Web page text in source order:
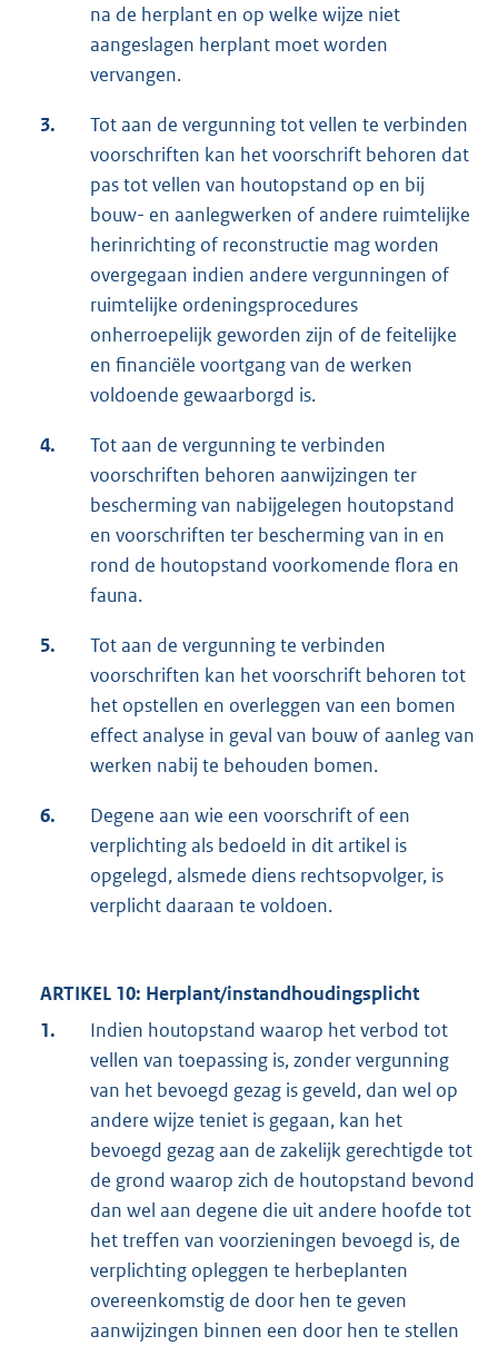
na de herplant en op welke wijze niet
aangeslagen herplant moet worden
vervangen.
3.
Tot aan de vergunning tot vellen te verbinden
voorschriften kan het voorschrift behoren dat
pas tot vellen van houtopstand op en bij
bouw- en aanlegwerken of andere ruimtelijke
herinrichting of reconstructie mag worden
overgegaan indien andere vergunningen of
ruimtelijke ordeningsprocedures
onherroepelijk geworden zijn of de feitelijke
en financiële voortgang van de werken
voldoende gewaarborgd is.
4.
Tot aan de vergunning te verbinden
voorschriften behoren aanwijzingen ter
bescherming van nabijgelegen houtopstand
en voorschriften ter bescherming van in en
rond de houtopstand voorkomende flora en
fauna.
5.
Tot aan de vergunning te verbinden
voorschriften kan het voorschrift behoren tot
het opstellen en overleggen van een bomen
effect analyse in geval van bouw of aanleg van
werken nabij te behouden bomen.
6.
Degene aan wie een voorschrift of een
verplichting als bedoeld in dit artikel is
opgelegd, alsmede diens rechtsopvolger, is
verplicht daaraan te voldoen.
ARTIKEL 10: Herplant/instandhoudingsplicht
1.
Indien houtopstand waarop het verbod tot
vellen van toepassing is, zonder vergunning
van het bevoegd gezag is geveld, dan wel op
andere wijze teniet is gegaan, kan het
bevoegd gezag aan de zakelijk gerechtigde tot
de grond waarop zich de houtopstand bevond
dan wel aan degene die uit andere hoofde tot
het treffen van voorzieningen bevoegd is, de
verplichting opleggen te herbeplanten
overeenkomstig de door hen te geven
aanwijzingen binnen een door hen te stellen